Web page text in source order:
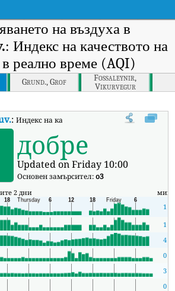
на въздуха в
: Индекс на качеството на
реално време (AQI)
Grund., Grof
Fossaleynir,
Vikurvegur
:Индекс на качеството на въздуха в реално
добре
Updated on Friday 10:00
Основен замърсител:o3
2 дни мин
1
1
4
0
3
0